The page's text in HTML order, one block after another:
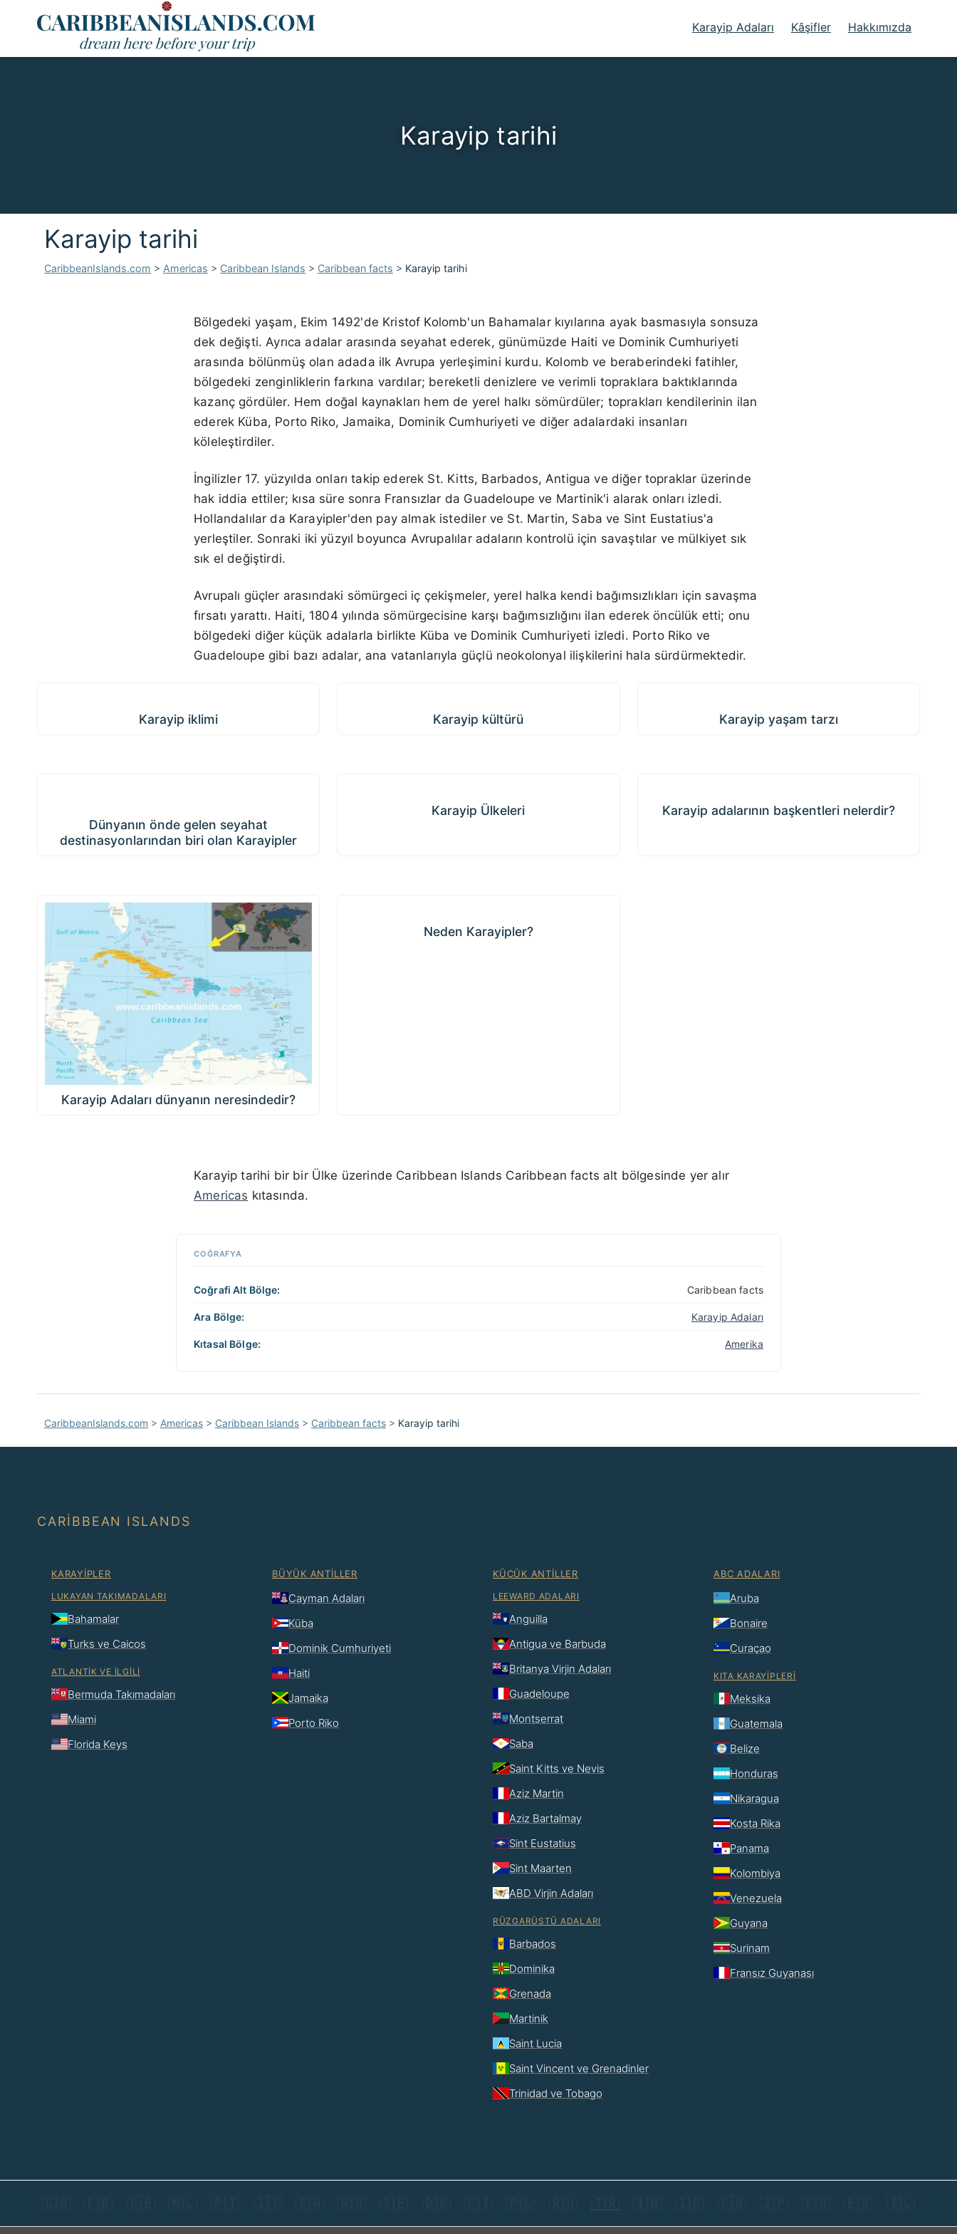
Karayip Adaları Kâşifler Hakkımızda
Karayip tarihi
Karayip tarihi
CaribbeanIslands.com > Americas > Caribbean Islands > Caribbean facts > Karayip tarihi
Bölgedeki yaşam, Ekim 1492'de Kristof Kolomb'un Bahamalar kıyılarına ayak basmasıyla sonsuza
dek değişti. Ayrıca adalar arasında seyahat ederek, günümüzde Haiti ve Dominik Cumhuriyeti
arasında bölünmüş olan adada ilk Avrupa yerleşimini kurdu. Kolomb ve beraberindeki fatihler,
bölgedeki zenginliklerin farkına vardılar; bereketli denizlere ve verimli topraklara baktıklarında
kazanç gördüler. Hem doğal kaynakları hem de yerel halkı sömürdüler; toprakları kendilerinin ilan
ederek Küba, Porto Riko, Jamaika, Dominik Cumhuriyeti ve diğer adalardaki insanları
köleleştirdiler.
İngilizler 17. yüzyılda onları takip ederek St. Kitts, Barbados, Antigua ve diğer topraklar üzerinde
hak iddia ettiler; kısa süre sonra Fransızlar da Guadeloupe ve Martinik'i alarak onları izledi.
Hollandalılar da Karayipler'den pay almak istediler ve St. Martin, Saba ve Sint Eustatius'a
yerleştiler. Sonraki iki yüzyıl boyunca Avrupalılar adaların kontrolü için savaştılar ve mülkiyet sık
sık el değiştirdi.
Avrupalı güçler arasındaki sömürgeci iç çekişmeler, yerel halka kendi bağımsızlıkları için savaşma
fırsatı yarattı. Haiti, 1804 yılında sömürgecisine karşı bağımsızlığını ilan ederek öncülük etti; onu
bölgedeki diğer küçük adalarla birlikte Küba ve Dominik Cumhuriyeti izledi. Porto Riko ve
Guadeloupe gibi bazı adalar, ana vatanlarıyla güçlü neokolonyal ilişkilerini hala sürdürmektedir.
Karayip iklimi Karayip kültürü Karayip yaşam tarzı
Dünyanın önde gelen seyahat
destinasyonlarından biri olan Karayipler
Karayip Ülkeleri Karayip adalarının başkentleri nelerdir?
Karayip Adaları dünyanın neresindedir?
Neden Karayipler?
Karayip tarihi bir bir Ülke üzerinde Caribbean Islands Caribbean facts alt bölgesinde yer alır
Americas kıtasında.
COĞRAFYA
Coğrafi Alt Bölge: Caribbean facts
Ara Bölge: Karayip Adaları
Kıtasal Bölge: Amerika
CaribbeanIslands.com > Americas > Caribbean Islands > Caribbean facts > Karayip tarihi
CARIBBEAN ISLANDS
KARAYIPLER
LUKAYAN TAKIMADALARI
Bahamalar
Turks ve Caicos
ATLANTIK VE İLGILI
Bermuda Takımadaları
Miami
Florida Keys
BÜYÜK ANTILLER
Cayman Adaları
Küba
Dominik Cumhuriyeti
Haiti
Jamaika
Porto Riko
KÜÇÜK ANTILLER
LEEWARD ADALARI
Anguilla
Antigua ve Barbuda
Britanya Virjin Adaları
Guadeloupe
Montserrat
Saba
Saint Kitts ve Nevis
Aziz Martin
Aziz Bartalmay
Sint Eustatius
Sint Maarten
ABD Virjin Adaları
RÜZGARÜSTÜ ADALARI
Barbados
Dominika
Grenada
Martinik
Saint Lucia
Saint Vincent ve Grenadinler
Trinidad ve Tobago
ABC ADALARI
Aruba
Bonaire
Curaçao
KITA KARAYIPLERI
Meksika
Guatemala
Belize
Honduras
Nikaragua
Kosta Rika
Panama
Kolombiya
Venezuela
Guyana
Surinam
Fransız Guyanası
🇬🇧 🇫🇷 🇩🇪 🇳🇱 🇵🇹 🇮🇹 🇸🇦 🇳🇴 🇸🇪 🇩🇰 🇫🇮 🇵🇱 🇷🇺 🇹🇷 🇮🇳 🇮🇩 🇨🇳 🇯🇵 🇰🇷 🇪🇸 🇮🇱